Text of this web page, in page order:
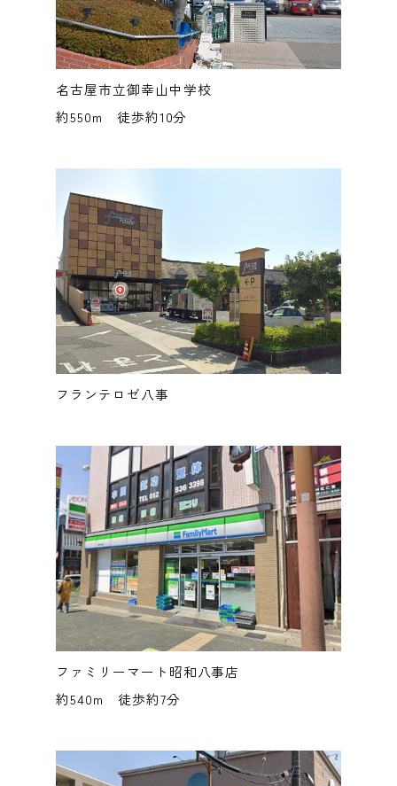
名古屋市立御幸山中学校
約550m 徒歩約10分
フランテロゼ八事
ファミリーマート昭和八事店
約540m 徒歩約7分